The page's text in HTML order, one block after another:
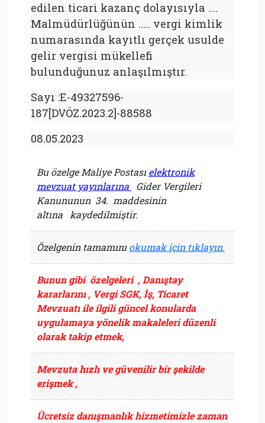
edilen ticari kazanç dolayısıyla ….
Malmüdürlüğünün ….. vergi kimlik
numarasında kayıtlı gerçek usulde
gelir vergisi mükellefi
bulunduğunuz anlaşılmıştır.
Sayı :E-49327596-
187[DVÖZ.2023.2]-88588
08.05.2023
Bu özelge Maliye Postasıelektronik
mevzuat yayınlarına
Gider Vergileri
Kanununun 34. maddesinin
altına
kaydedilmiştir.
Özelgenin tamamınıokumak için tıklayın.
Bunun gibi özelgeleri , Danıştay
kararlarını , Vergi SGK, İş, Ticaret
Mevzuatı ile ilgili güncel konularda
uygulamaya yönelik makaleleri düzenli
olarak takip etmek,
Mevzuta hızlı ve güvenilir bir şekilde
erişmek ,
Ücretsiz danışmanlık hizmetimizlezaman